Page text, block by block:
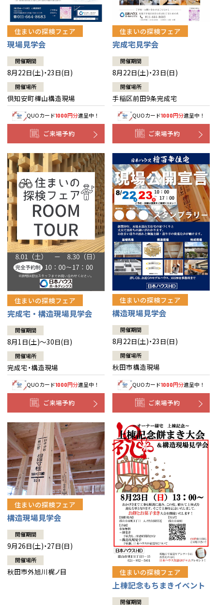
住まいの探検フェア
現場見学会
開催期間
8月22日(土)・23日(日)
開催場所
倶知安町樺山構造現場
QUOカード1000円分進呈中！
ご来場予約
住まいの探検フェア
完成宅見学会
開催期間
8月22日(土)・23日(日)
開催場所
手稲区前田9条完成宅
QUOカード1000円分進呈中！
ご来場予約
住まいの探検フェア
完成宅・構造現場見学会
開催期間
8月1日(土)～30日(日)
開催場所
完成宅・構造現場
QUOカード1000円分進呈中！
ご来場予約
住まいの探検フェア
構造現場見学会
開催期間
8月22日(土)・23日(日)
開催場所
秋田市構造現場
QUOカード1000円分進呈中！
ご来場予約
住まいの探検フェア
構造現場見学会
開催期間
9月26日(土)・27日(日)
開催場所
秋田市外旭川梶ノ目 住まいの探検フェア
上棟記念もちまきイベント
開催期間
道央
道北
道南
道東
青森
秋田
岩手
山形
宮城
福島
甲信越・北陸
新潟
山梨
長野
富山
石川
福井
関東
東京
神奈川
埼玉
千葉
茨城
栃木
群馬
東海
愛知
岐阜
静岡
三重
近畿
大阪
京都
兵庫
奈良
滋賀
和歌山
中国・四国
岡山
香川
愛媛
鳥取
島根
広島
山口
徳島
高知
九州
福岡
佐賀
熊本
大分
宮崎
鹿児島
長崎
沖縄
分譲マンション
※現住所のある都道府県以外の建築予定地の方でも現住所の有るお近
くの展示場又は店舗にお問合せください。移住の計画の方もご相談対
応します。お気軽にご相談ください。
道央
苫小牧千歳
小樽
道北
道南
道東
釧路
青森県
八戸
青森
秋田県
秋田
岩手県
山形県
宮城県
仙台
福島県
会津
甲信越・北陸
新潟県
長岡
山梨県
長野県
富山県
富山
石川県
福井県
福井
関東
東京都
神奈川県
相模
埼玉県
埼玉
千葉県
千葉
柏
茨城県
水戸
栃木県
宇都宮
小山
群馬県
群馬
伊勢崎
東海
愛知県
岐阜県
岐阜
静岡県
三重県
四日市
近畿
大阪府
大阪
京都府
京都
兵庫県
姫路
奈良県
奈良
中国・四国
岡山県
岡山
愛媛県
松山
九州
福岡県
福岡
佐賀県
佐賀
熊本県
熊本
大分県
大分
宮崎県
宮崎
鹿児島県
鹿児島